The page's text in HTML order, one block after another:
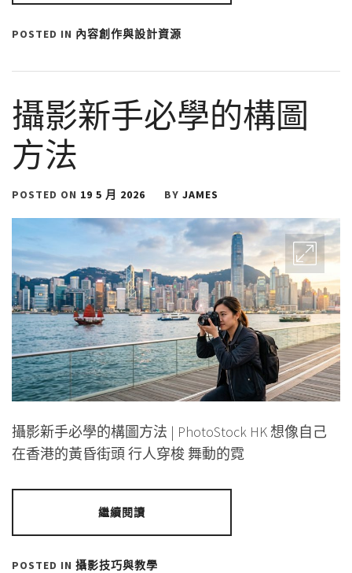
POSTED IN 內容創作與設計資源
攝影新手必學的構圖
方法
POSTED ON 19 5 月 2026 BY JAMES
攝影新手必學的構圖方法 | PhotoStock HK 想像自己
在香港的黃昏街頭 行人穿梭 舞動的霓
繼續閱讀
POSTED IN 攝影技巧與教學